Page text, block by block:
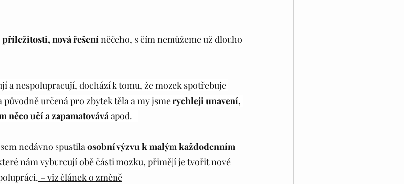
příležitosti, nová řešení něčeho, s čím nemůžeme už dlouho
a nespolupracují, dochází k tomu, že mozek spotřebuje
určená pro zbytek těla a my jsme rychleji unavení,
něco učí a zapamatovává apod.
nedávno spustila osobní výzvu k malým každodenním
nám vyburcují obě části mozku, přimějí je tvořit nové
– viz článek o změně